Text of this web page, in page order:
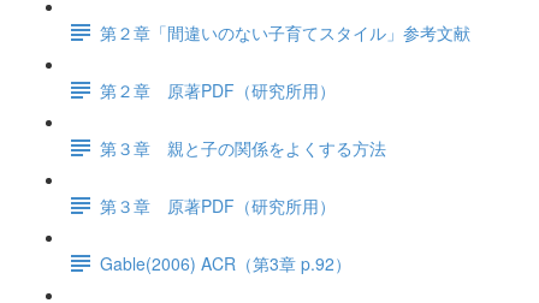
第２章「間違いのない子育てスタイル」参考文献
第２章 原著PDF（研究所用）
第３章 親と子の関係をよくする方法
第３章 原著PDF（研究所用）
Gable(2006) ACR（第3章 p.92）